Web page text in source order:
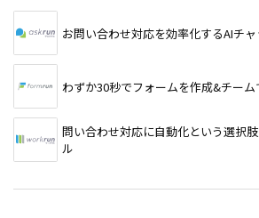
お問い合わせ対応を効率化するAIチ
わずか30秒でフォームを作成&チーム
問い合わせ対応に自動化という選択
ル